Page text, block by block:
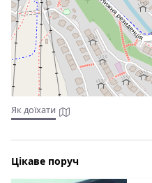
Як доїхати
Цікаве поруч